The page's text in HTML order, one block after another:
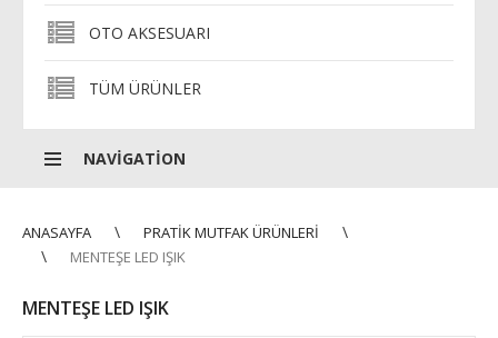
OTO AKSESUARI
TÜM ÜRÜNLER
NAVIGATION
ANASAYFA
PRATIK MUTFAK ÜRÜNLERI
MENTEŞE LED IŞIK
MENTEŞE LED IŞIK